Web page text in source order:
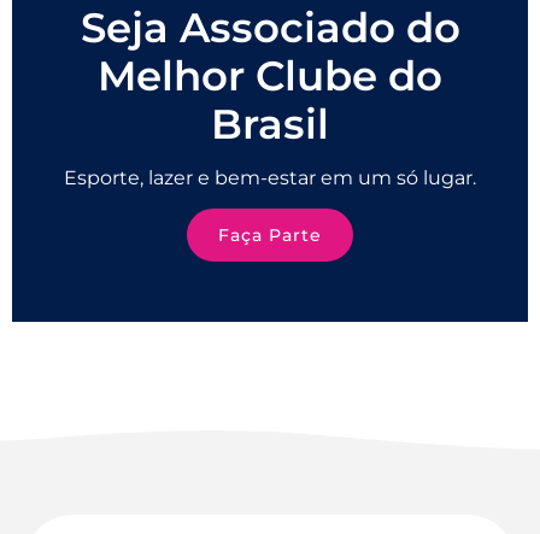
Seja Associado do
Melhor Clube do
Brasil
Esporte, lazer e bem-estar em um só lugar.
Faça Parte